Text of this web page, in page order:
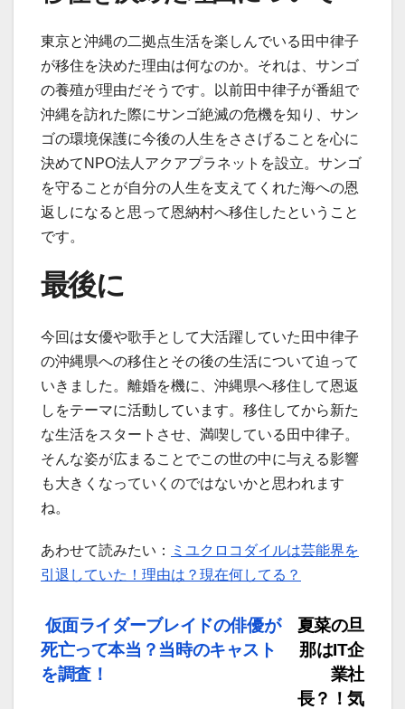
東京と沖縄の二拠点生活を楽しんでいる田中律子
が移住を決めた理由は何なのか。それは、サンゴ
の養殖が理由だそうです。以前田中律子が番組で
沖縄を訪れた際にサンゴ絶滅の危機を知り、サン
ゴの環境保護に今後の人生をささげることを心に
決めてNPO法人アクアプラネットを設立。サンゴ
を守ることが自分の人生を支えてくれた海への恩
返しになると思って恩納村へ移住したということ
です。
最後に
今回は女優や歌手として大活躍していた田中律子
の沖縄県への移住とその後の生活について迫って
いきました。離婚を機に、沖縄県へ移住して恩返
しをテーマに活動しています。移住してから新た
な生活をスタートさせ、満喫している田中律子。
そんな姿が広まることでこの世の中に与える影響
も大きくなっていくのではないかと思われます
ね。
あわせて読みたい：
ミユクロコダイルは芸能界を
引退していた！理由は？現在何してる？
投
稿
夏菜の旦
那はIT企
業社
長？！気
仮面ライダーブレイドの俳優が
死亡って本当？当時のキャスト
を調査！